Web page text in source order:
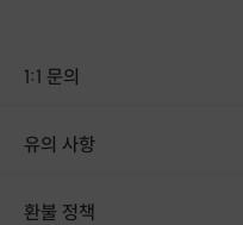
1:1 문의
유의 사항
환불 정책